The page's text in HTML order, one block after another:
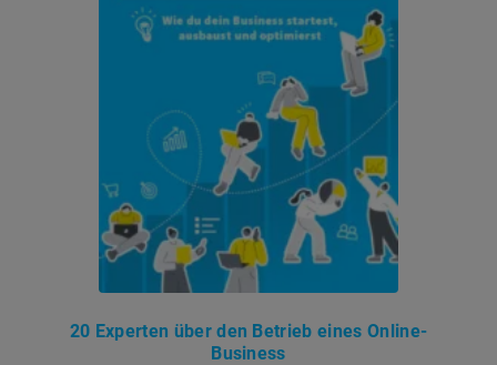
20 Experten über den Betrieb eines Online-
Business